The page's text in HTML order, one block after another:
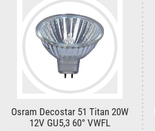
Osram Decostar 51 Titan 20W
12V GU5,3 60° VWFL